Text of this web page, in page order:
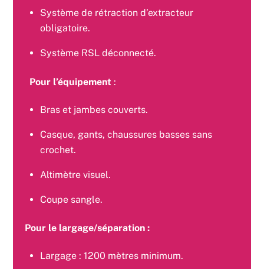
Système de rétraction d’extracteur
obligatoire.
Système RSL déconnecté.
Pour l’équipement :
Bras et jambes couverts.
Casque, gants, chaussures basses sans
crochet.
Altimètre visuel.
Coupe sangle.
Pour le largage/séparation:
Largage : 1200 mètres minimum.